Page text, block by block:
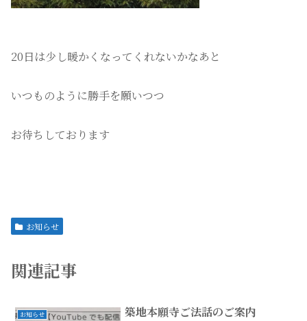
20日は少し暖かくなってくれないかなあと
いつものように勝手を願いつつ
お待ちしております
お知らせ
関連記事
お知らせ 築地本願寺ご法話のご案内